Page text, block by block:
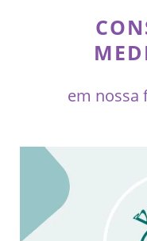
em nossa